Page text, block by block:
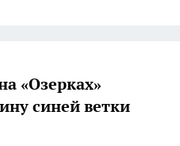
«Озерках»
синей ветки